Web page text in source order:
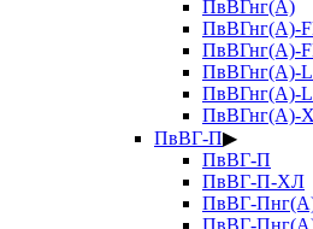
ПвВГнг(А)
ПвВГнг(А)-
ПвВГнг(А)-
ПвВГнг(А)-
ПвВГнг(А)-
ПвВГнг(А)-
ПвВГ-П▶
ПвВГ-П
ПвВГ-П-ХЛ
ПвВГ-